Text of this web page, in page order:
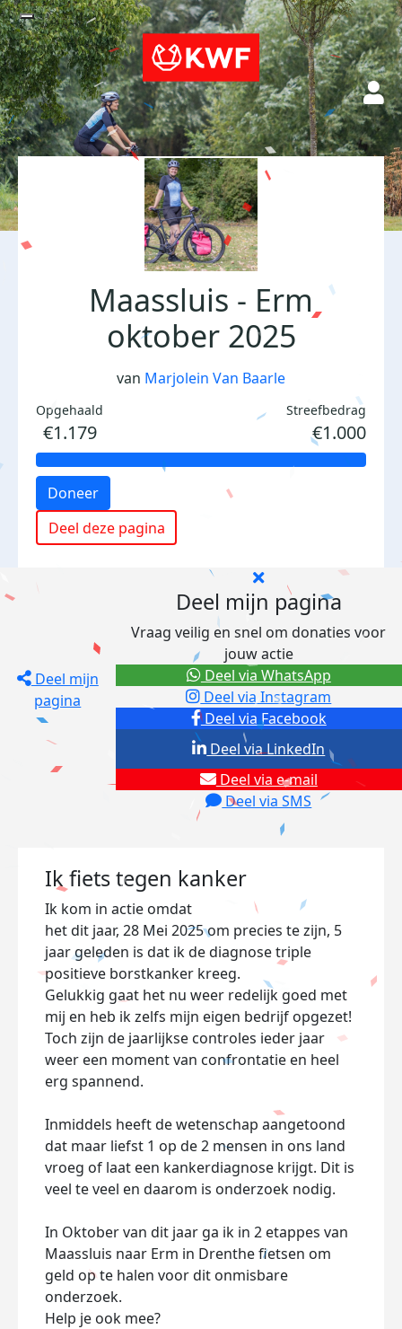
Maassluis - Erm
oktober 2025
van Marjolein Van Baarle
Opgehaald
€1.179
Streefbedrag
€1.000
Doneer
Deel deze pagina
Deel mijn
pagina
Deel mijn pagina
Vraag veilig en snel om donaties voor
jouw actie
Deel via Facebook
Deel via Instagram
Deel via e-mail
Deel via SMS
Deel via LinkedIn
Deel via WhatsApp
Ik fiets tegen kanker
Ik kom in actie omdat
het dit jaar, 28 Mei 2025 om precies te zijn, 5
jaar geleden is dat ik de diagnose triple
positieve borstkanker kreeg.
Gelukkig gaat het nu weer redelijk goed met
mij en heb ik zelfs mijn eigen bedrijf opgezet!
Toch zijn de jaarlijkse controles ieder jaar
weer een moment van confrontatie en heel
erg spannend.
Inmiddels heeft de wetenschap aangetoond
dat maar liefst 1 op de 2 mensen in ons land
vroeg of laat een kankerdiagnose krijgt. Dit is
veel te veel en daarom is onderzoek nodig.
In Oktober van dit jaar ga ik in 2 etappes van
Maassluis naar Erm in Drenthe fietsen om
geld op te halen voor dit onmisbare
onderzoek.
Help je ook mee?